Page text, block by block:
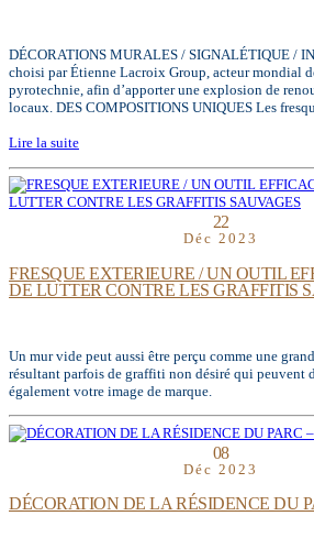
DÉCORATIONS MURALES / SIGNALÉTIQUE /
choisi par Étienne Lacroix Group, acteur mondial
pyrotechnie, afin d’apporter une explosion de
locaux. DES COMPOSITIONS UNIQUES Les
Lire la suite
22
Déc 2023
FRESQUE EXTERIEURE / UN OUTIL
DE LUTTER CONTRE LES GRAFFITIS
Un mur vide peut aussi être perçu comme une
résultant parfois de graffiti non désiré qui peuvent
également votre image de marque.
08
Déc 2023
DÉCORATION DE LA RÉSIDENCE DU